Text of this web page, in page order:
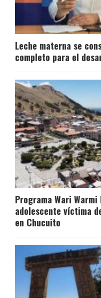
Leche materna se
completo para el
Programa Wari
adolescente víctima
en Chucuito